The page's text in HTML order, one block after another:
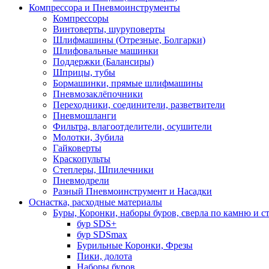
Компрессора и Пневмоинструменты
Компрессоры
Винтоверты, шуруповерты
Шлифмашины (Отрезные, Болгарки)
Шлифовальные машинки
Поддержки (Балансиры)
Шприцы, тубы
Бормашинки, прямые шлифмашины
Пневмозаклёпочники
Переходники, соединители, разветвители
Пневмошланги
Фильтра, влагоотделители, осушители
Молотки, Зубила
Гайковерты
Краскопульты
Степлеры, Шпилечники
Пневмодрели
Разный Пневмоинструмент и Насадки
Оснастка, расходные материалы
Буры, Коронки, наборы буров, сверла по камню и
бур SDS+
бур SDSmax
Бурильные Коронки, Фрезы
Пики, долота
Наборы буров